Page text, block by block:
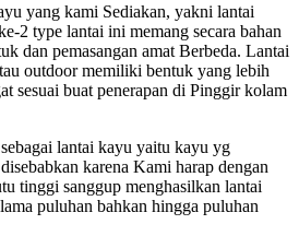
yang kami Sediakan, yakni lantai
2 type lantai ini memang secara bahan
dan pemasangan amat Berbeda. Lantai
outdoor memiliki bentuk yang lebih
sesuai buat penerapan di Pinggir kolam
lantai kayu yaitu kayu yg
karena Kami harap dengan
tinggi sanggup menghasilkan lantai
puluhan bahkan hingga puluhan